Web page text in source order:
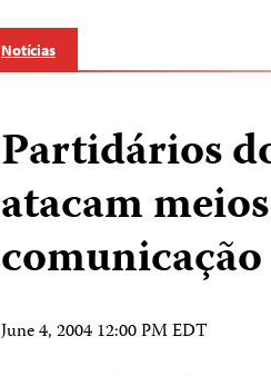
Notícias
Partidários
atacam
comunicação
June 4, 2004 12:00 PM EDT